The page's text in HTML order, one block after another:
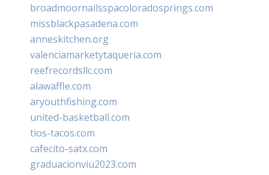
broadmoornailsspacoloradosprings.com
missblackpasadena.com
anneskitchen.org
valenciamarketytaqueria.com
reefrecordsllc.com
alawaffle.com
aryouthfishing.com
united-basketball.com
tios-tacos.com
cafecito-satx.com
graduacionviu2023.com